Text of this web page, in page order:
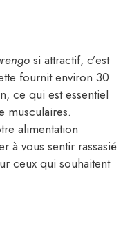
si attractif, c’est
fournit environ 30
ce qui est essentiel
musculaires.
alimentation
à vous sentir rassasié
ceux qui souhaitent